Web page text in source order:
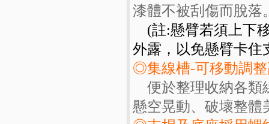
漆體不被刮傷而脫落
(註:懸臂若須上下
外露，以免懸臂卡住
◎集線槽-可移動調
便於整理收納各類
懸空晃動、破壞整體